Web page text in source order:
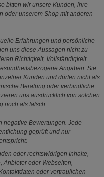
bitten wir unsere Kunden, ihre
oder unserem Shop mit anderen
Erfahrungen und persönliche
uns diese Aussagen nicht zu
Richtigkeit, Vollständigkeit
Angaben: Sie
Kunden und dürfen nicht als
Beratung oder verbindliche
uns ausdrücklich von solchen
noch als falsch.
negative Bewertungen. Jede
geprüft und nur
oder rechtswidrigen Inhalte,
Anbieter oder Webseiten,
oder vertraulichen